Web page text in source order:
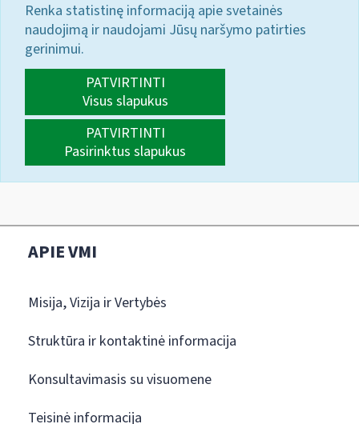
Renka statistinę informaciją apie svetainės
naudojimą ir naudojami Jūsų naršymo patirties
gerinimui.
PATVIRTINTI
Visus slapukus
PATVIRTINTI
Pasirinktus slapukus
APIE VMI
Misija, Vizija ir Vertybės
Struktūra ir kontaktinė informacija
Konsultavimasis su visuomene
Teisinė informacija